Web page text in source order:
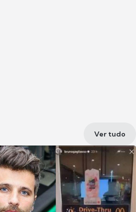
Ver tudo